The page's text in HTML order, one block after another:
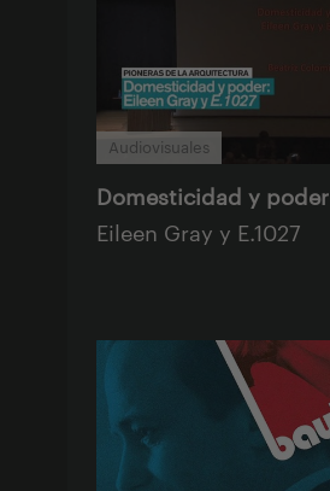
Audiovisuales
Domesticidad y poder
Eileen Gray y E.1027